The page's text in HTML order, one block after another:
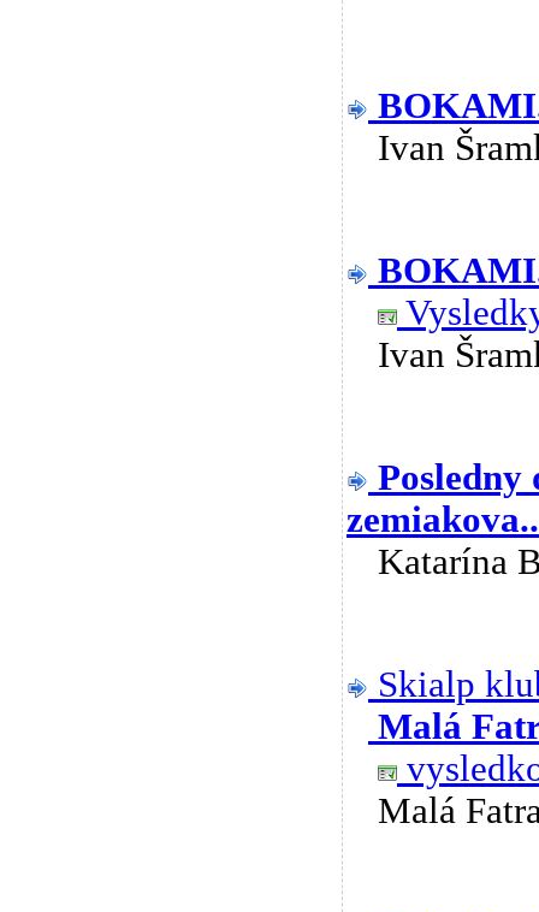
Ivan
Ivan
Posledny
Katarína
Skialp
Malá
Malá